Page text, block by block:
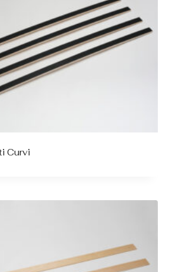
Curvi